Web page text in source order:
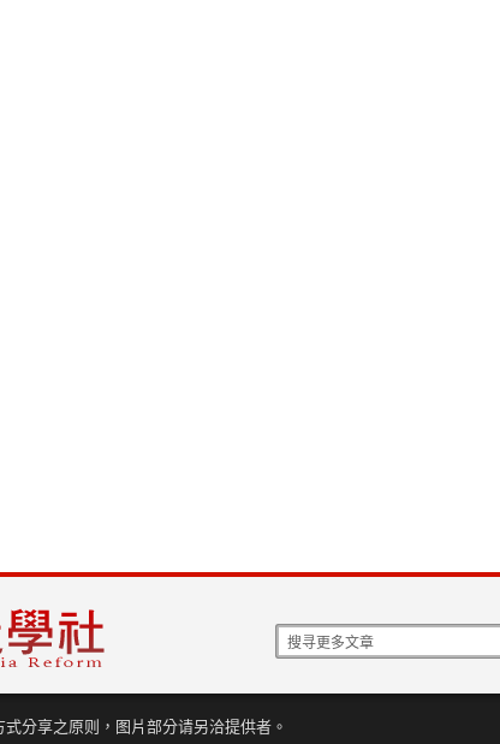
分享之原则，图片部分请另洽提供者。